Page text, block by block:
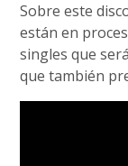
Sobre este
están en
singles que
que también